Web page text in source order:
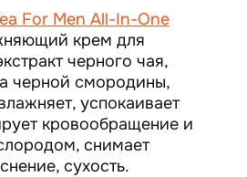
For Men All-In-One
крем для
черного чая,
черной смородины,
успокаивает
кровообращение и
снимает
сухость.